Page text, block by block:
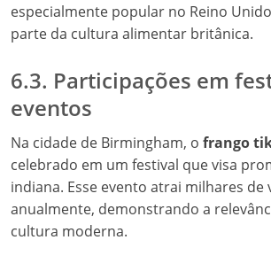
especialmente popular no Reino
parte da cultura alimentar britânica.
6.3. Participações em
eventos
Na cidade de Birmingham, o frango
celebrado em um festival que visa
indiana. Esse evento atrai milhares de
anualmente, demonstrando a
cultura moderna.